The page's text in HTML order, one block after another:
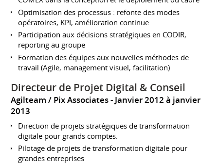
Optimisation des processus : refonte des modes
opératoires, KPI, amélioration continue
Participation aux décisions stratégiques en CODIR,
reporting au groupe
Formation des équipes aux nouvelles méthodes de
travail (Agile, management visuel, facilitation)
Directeur de Projet Digital & Conseil
Agilteam / Pix Associates
Janvier 2012 à janvier
2013
Direction de projets stratégiques de transformation
digitale pour grands comptes.
Pilotage de projets de transformation digitale pour
grandes entreprises